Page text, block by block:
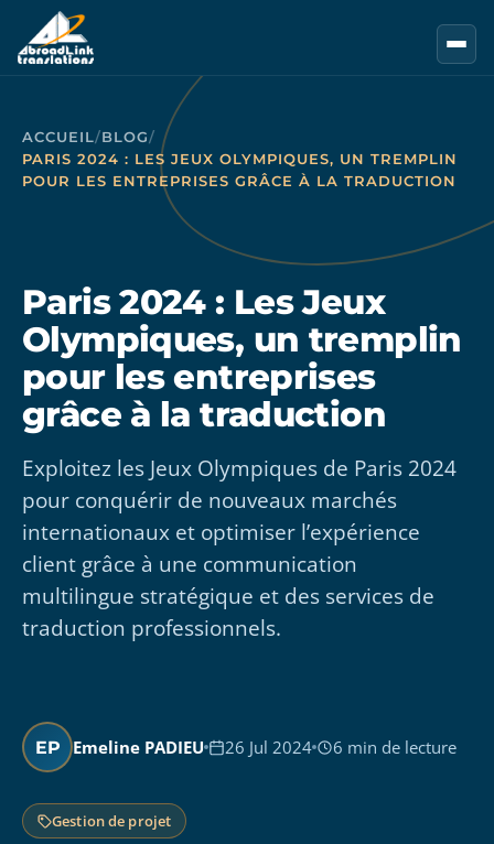
Aller au contenu principal
ACCUEIL/BLOG/
PARIS 2024 : LES JEUX OLYMPIQUES, UN TREMPLIN
POUR LES ENTREPRISES GRÂCE À LA TRADUCTION
Paris 2024 : Les Jeux
Olympiques, un tremplin
pour les entreprises
grâce à la traduction
Exploitez les Jeux Olympiques de Paris 2024
pour conquérir de nouveaux marchés
internationaux et optimiser l’expérience
client grâce à une communication
multilingue stratégique et des services de
traduction professionnels.
EP Emeline PADIEU 26 Jul 2024 6 min de lecture
Gestion de projet